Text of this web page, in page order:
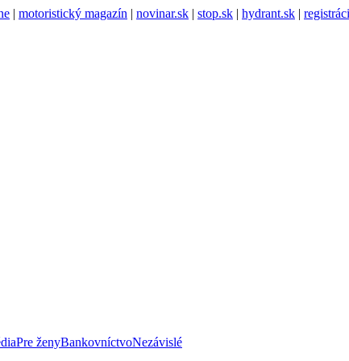
| motoristický magazín | novinar.sk | stop.sk | hydrant.sk |
Pre ženyBankovníctvoNezávislé